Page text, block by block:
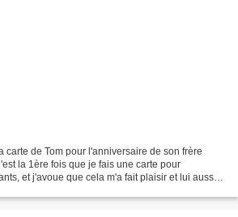
carte de Tom pour l'anniversaire de son frère
la 1ère fois que je fais une carte pour
et j'avoue que cela m'a fait plaisir et lui aussi a